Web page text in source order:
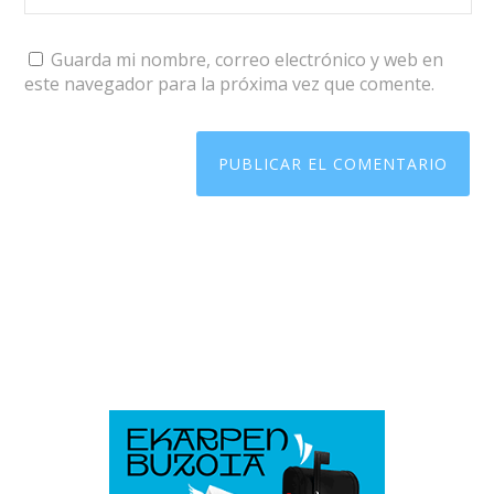
Guarda mi nombre, correo electrónico y web en
este navegador para la próxima vez que comente.